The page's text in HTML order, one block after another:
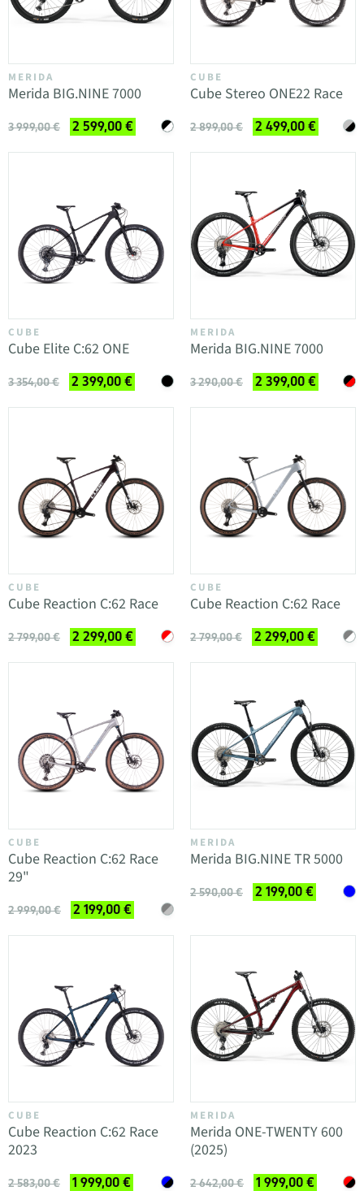
MERIDA
Merida BIG.NINE 7000
3 999,00 € 2 599,00 €
CUBE
Cube Stereo ONE22 Race
2 899,00 € 2 499,00 €
CUBE
Cube Elite C:62 ONE
3 354,00 € 2 399,00 €
MERIDA
Merida BIG.NINE 7000
3 290,00 € 2 399,00 €
CUBE
Cube Reaction C:62 Race
2 799,00 € 2 299,00 €
CUBE
Cube Reaction C:62 Race
2 799,00 € 2 299,00 €
CUBE
Cube Reaction C:62 Race
29"
2 999,00 € 2 199,00 €
MERIDA
Merida BIG.NINE TR 5000
2 590,00 € 2 199,00 €
CUBE
Cube Reaction C:62 Race
2023
2 583,00 € 1 999,00 €
MERIDA
Merida ONE-TWENTY 600
(2025)
2 642,00 € 1 999,00 €